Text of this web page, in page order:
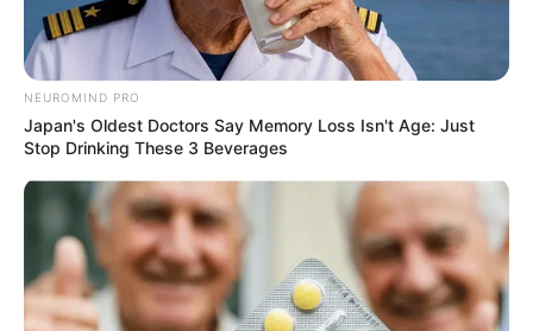
NEUROMIND PRO
Japan's Oldest Doctors Say Memory Loss Isn't Age: Just
Stop Drinking These 3 Beverages